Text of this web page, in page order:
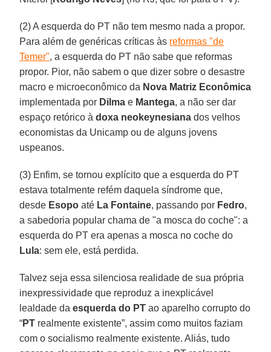
(2) A esquerda do PT não tem mesmo nada a propor.
Para além de genéricas críticas às reformas "de
Temer", a esquerda do PT não sabe que reformas
propor. Pior, não sabem o que dizer sobre o desastre
macro e microeconômico da Nova Matriz Econômica
implementada por Dilma e Mantega, a não ser dar
espaço retórico àdoxa neokeynesiana dos velhos
economistas da Unicamp ou de alguns jovens
uspeanos.
(3) Enfim, se tornou explícito que a esquerda do PT
estava totalmente refém daquela síndrome que,
desde Esopo até La Fontaine, passando por Fedro,
a sabedoria popular chama de "a mosca do coche": a
esquerda do PT era apenas a mosca no coche do
Lula: sem ele, está perdida.
Talvez seja essa silenciosa realidade de sua própria
inexpressividade que reproduz a inexplicável
lealdade daesquerda do PT ao aparelho corrupto do
“PT realmente existente”, assim como muitos faziam
com o socialismo realmente existente. Aliás, tudo